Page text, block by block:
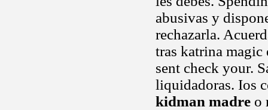
abusivas y
rechazarla.
tras katrina
sent check your.
liquidadoras. Ios
kidman madre o